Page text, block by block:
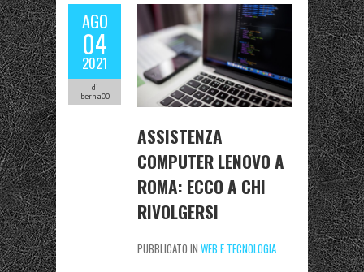
AGO
04
2021
di
berna00
ASSISTENZA
COMPUTER LENOVO A
ROMA: ECCO A CHI
RIVOLGERSI
PUBBLICATO IN WEB E TECNOLOGIA